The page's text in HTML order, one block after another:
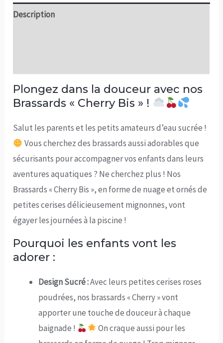
Description
Plongez dans la douceur avec nos
Brassards « Cherry Bis » !
Salut les parents et les petits amateurs d’eau sucrée !
Vous cherchez des brassards aussi adorables que
sécurisants pour accompagner vos enfants dans leurs
aventures aquatiques ? Ne cherchez plus ! Nos
Brassards « Cherry Bis », en forme de nuage et ornés de
petites cerises délicieusement mignonnes, vont
égayer les journées à la piscine !
Pourquoi les enfants vont les
adorer :
Design Sucré :Avec leurs petites cerises roses
poudrées, nos brassards « Cherry » vont
apporter une touche de douceur à chaque
baignade !
On craque aussi pour les